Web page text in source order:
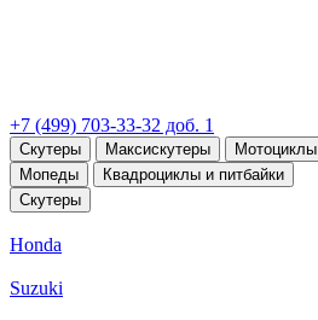
+7 (499) 703-33-32 доб. 1
Скутеры Максискутеры Мотоциклы
Мопеды
Квадроциклы и питбайки
Скутеры
Honda
Suzuki